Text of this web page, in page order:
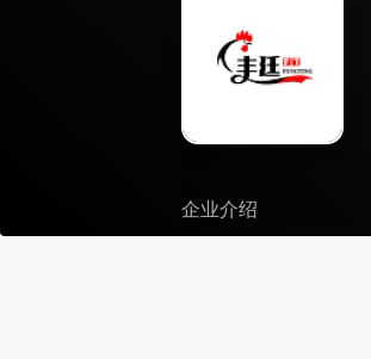
企业介绍